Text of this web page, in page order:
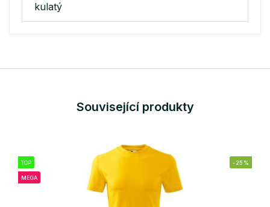
kulatý
Související produkty
TOP
MEGA
-25%